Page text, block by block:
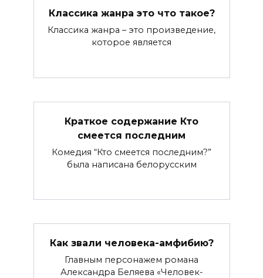
Классика жанра это что такое?
Классика жанра – это произведение,
которое является
Краткое содержание Кто
смеется последним
Комедия “Кто смеется последним?”
была написана белорусским
Как звали человека-амфибию?
Главным персонажем романа
Александра Беляева «Человек-